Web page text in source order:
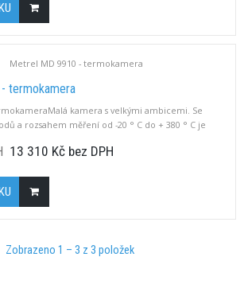
termokamera
kamera s velkými ambicemi. Se
a rozsahem měření od -20 ° C do + 380 ° C je
a USB.
13 310 Kč bez DPH
Zobrazeno 1 – 3 z 3 položek